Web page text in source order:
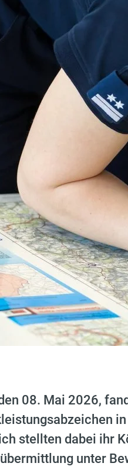
08. Mai 2026,
stellten dabei ihr
unter